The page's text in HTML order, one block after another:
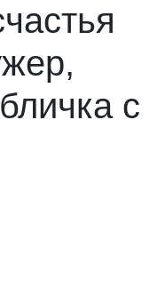
с